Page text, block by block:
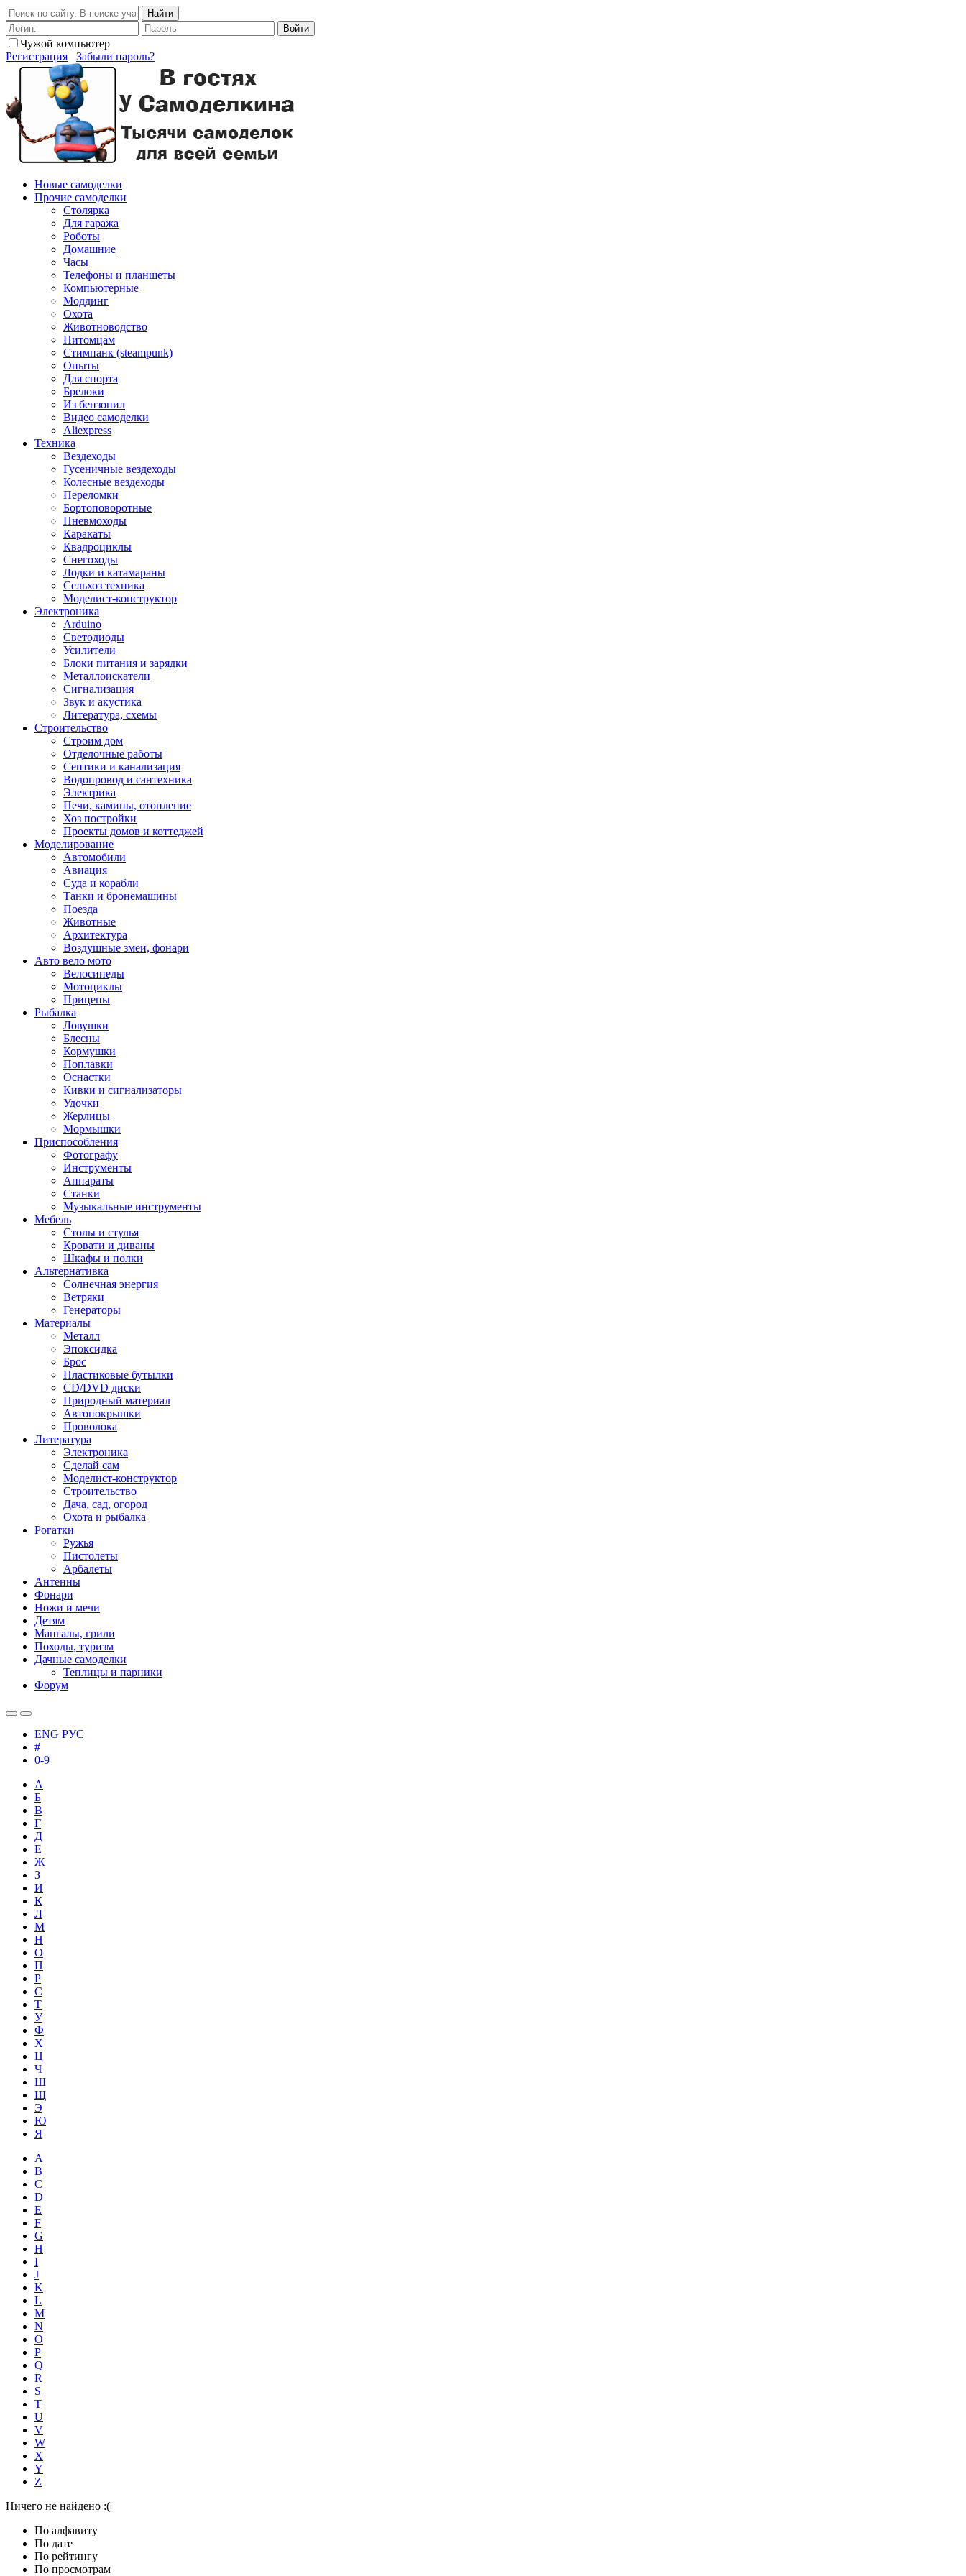
Найти
Войти
Чужой компьютер
Регистрация
Забыли пароль?
Новые самоделки
Прочие самоделки
Столярка
Для гаража
Роботы
Домашние
Часы
Телефоны и планшеты
Компьютерные
Моддинг
Охота
Животноводство
Питомцам
Стимпанк (steampunk)
Опыты
Для спорта
Брелоки
Из бензопил
Видео самоделки
Aliexpress
Техника
Вездеходы
Гусеничные вездеходы
Колесные вездеходы
Переломки
Бортоповоротные
Пневмоходы
Каракаты
Квадроциклы
Снегоходы
Лодки и катамараны
Сельхоз техника
Моделист-конструктор
Электроника
Arduino
Светодиоды
Усилители
Блоки питания и зарядки
Металлоискатели
Сигнализация
Звук и акустика
Литература, схемы
Строительство
Строим дом
Отделочные работы
Септики и канализация
Водопровод и сантехника
Электрика
Печи, камины, отопление
Хоз постройки
Проекты домов и коттеджей
Моделирование
Автомобили
Авиация
Суда и корабли
Танки и бронемашины
Поезда
Животные
Архитектура
Воздушные змеи, фонари
Авто вело мото
Велосипеды
Мотоциклы
Прицепы
Рыбалка
Ловушки
Блесны
Кормушки
Поплавки
Оснастки
Кивки и сигнализаторы
Удочки
Жерлицы
Мормышки
Приспособления
Фотографу
Инструменты
Аппараты
Станки
Музыкальные инструменты
Мебель
Столы и стулья
Кровати и диваны
Шкафы и полки
Альтернативка
Солнечная энергия
Ветряки
Генераторы
Материалы
Металл
Эпоксидка
Брос
Пластиковые бутылки
CD/DVD диски
Природный материал
Автопокрышки
Проволока
Литература
Электроника
Сделай сам
Моделист-конструктор
Строительство
Дача, сад, огород
Охота и рыбалка
Рогатки
Ружья
Пистолеты
Арбалеты
Антенны
Фонари
Ножи и мечи
Детям
Мангалы, грили
Походы, туризм
Дачные самоделки
Теплицы и парники
Форум
ENG РУС
#
0-9
А
Б
В
Г
Д
Е
Ж
З
И
К
Л
М
Н
О
П
Р
С
Т
У
Ф
Х
Ц
Ч
Ш
Щ
Э
Ю
Я
A
B
C
D
E
F
G
H
I
J
K
L
M
N
O
P
Q
R
S
T
U
V
W
X
Y
Z
Ничего не найдено :(
По алфавиту
По дате
По рейтингу
По просмотрам